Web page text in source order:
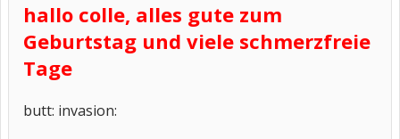
hallo colle, alles gute zum
Geburtstag und viele schmerzfreie
Tage
butt: invasion: